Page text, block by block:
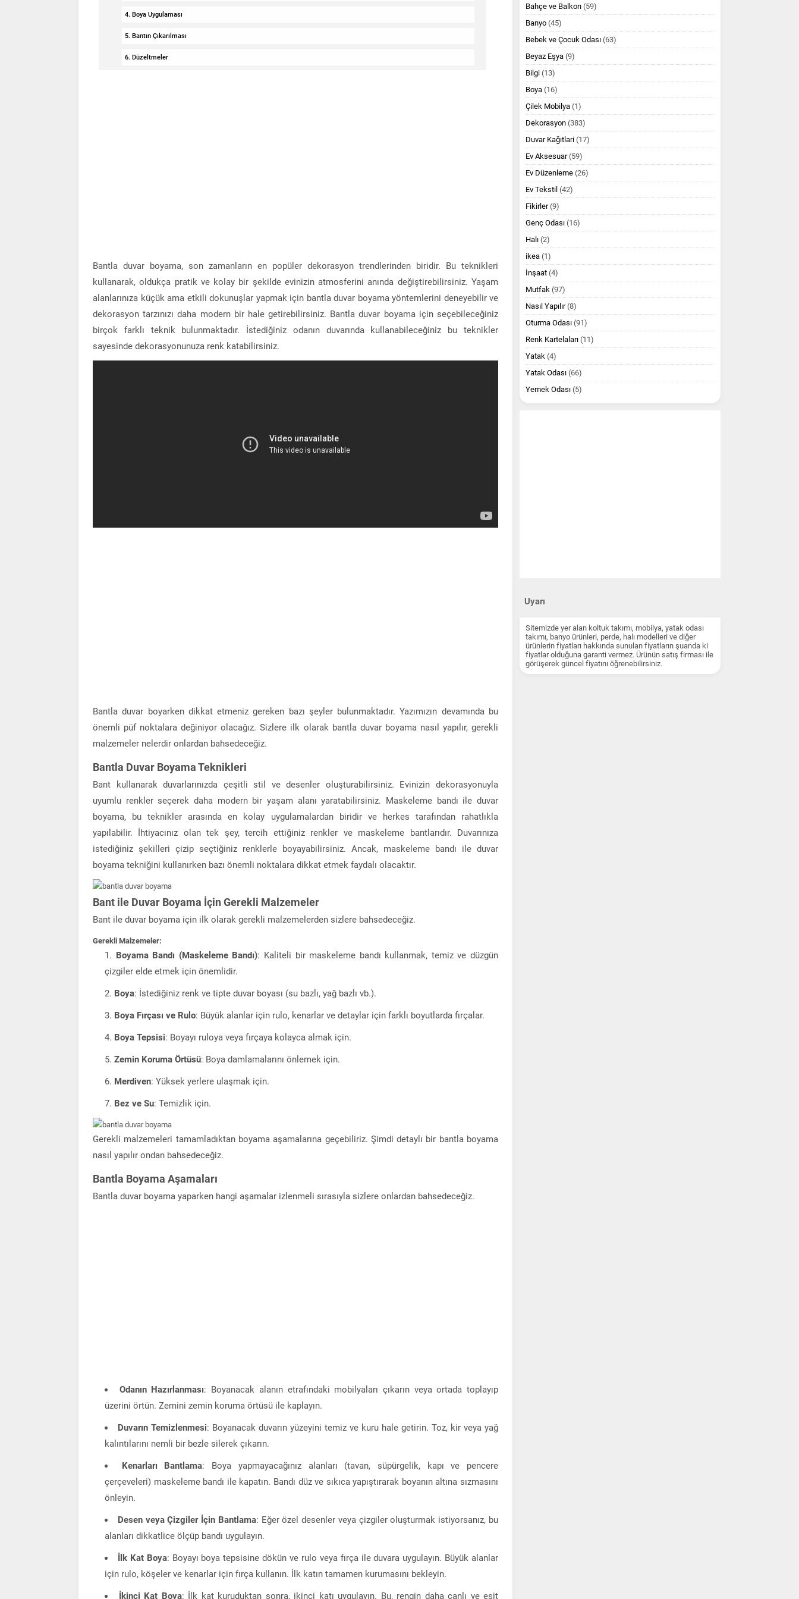
4. Boya Uygulaması
5. Bantın Çıkarılması
6. Düzeltmeler
Bantla duvar boyama, son zamanların en popüler dekorasyon trendlerinden biridir. Bu teknikleri
kullanarak, oldukça pratik ve kolay bir şekilde evinizin atmosferini anında değiştirebilirsiniz. Yaşam
alanlarınıza küçük ama etkili dokunuşlar yapmak için bantla duvar boyama yöntemlerini deneyebilir ve
dekorasyon tarzınızı daha modern bir hale getirebilirsiniz. Bantla duvar boyama için seçebileceğiniz
birçok farklı teknik bulunmaktadır. İstediğiniz odanın duvarında kullanabileceğiniz bu teknikler
sayesinde dekorasyonunuza renk katabilirsiniz.
Bantla duvar boyarken dikkat etmeniz gereken bazı şeyler bulunmaktadır. Yazımızın devamında bu
önemli püf noktalara değiniyor olacağız. Sizlere ilk olarak bantla duvar boyama nasıl yapılır, gerekli
malzemeler nelerdir onlardan bahsedeceğiz.
Bantla Duvar Boyama Teknikleri
Bant kullanarak duvarlarınızda çeşitli stil ve desenler oluşturabilirsiniz. Evinizin dekorasyonuyla
uyumlu renkler seçerek daha modern bir yaşam alanı yaratabilirsiniz. Maskeleme bandı ile duvar
boyama, bu teknikler arasında en kolay uygulamalardan biridir ve herkes tarafından rahatlıkla
yapılabilir. İhtiyacınız olan tek şey, tercih ettiğiniz renkler ve maskeleme bantlarıdır. Duvarınıza
istediğiniz şekilleri çizip seçtiğiniz renklerle boyayabilirsiniz. Ancak, maskeleme bandı ile duvar
boyama tekniğini kullanırken bazı önemli noktalara dikkat etmek faydalı olacaktır.
Bant ile Duvar Boyama İçin Gerekli Malzemeler
Bant ile duvar boyama için ilk olarak gerekli malzemelerden sizlere bahsedeceğiz.
Gerekli Malzemeler:
Boyama Bandı (Maskeleme Bandı): Kaliteli bir maskeleme bandı kullanmak, temiz ve düzgün
çizgiler elde etmek için önemlidir.
Boya: İstediğiniz renk ve tipte duvar boyası (su bazlı, yağ bazlı vb.).
Boya Fırçası ve Rulo: Büyük alanlar için rulo, kenarlar ve detaylar için farklı boyutlarda fırçalar.
Boya Tepsisi: Boyayı ruloya veya fırçaya kolayca almak için.
Zemin Koruma Örtüsü: Boya damlamalarını önlemek için.
Merdiven: Yüksek yerlere ulaşmak için.
Bez ve Su: Temizlik için.
Gerekli malzemeleri tamamladıktan boyama aşamalarına geçebiliriz. Şimdi detaylı bir bantla boyama
nasıl yapılır ondan bahsedeceğiz.
Bantla Boyama Aşamaları
Bantla duvar boyama yaparken hangi aşamalar izlenmeli sırasıyla sizlere onlardan bahsedeceğiz.
Odanın Hazırlanması: Boyanacak alanın etrafındaki mobilyaları çıkarın veya ortada toplayıp
üzerini örtün. Zemini zemin koruma örtüsü ile kaplayın.
Duvarın Temizlenmesi: Boyanacak duvarın yüzeyini temiz ve kuru hale getirin. Toz, kir veya yağ
kalıntılarını nemli bir bezle silerek çıkarın.
Kenarları Bantlama: Boya yapmayacağınız alanları (tavan, süpürgelik, kapı ve pencere
çerçeveleri) maskeleme bandı ile kapatın. Bandı düz ve sıkıca yapıştırarak boyanın altına sızmasını
önleyin.
Desen veya Çizgiler İçin Bantlama: Eğer özel desenler veya çizgiler oluşturmak istiyorsanız, bu
alanları dikkatlice ölçüp bandı uygulayın.
İlk Kat Boya: Boyayı boya tepsisine dökün ve rulo veya fırça ile duvara uygulayın. Büyük alanlar
için rulo, köşeler ve kenarlar için fırça kullanın. İlk katın tamamen kurumasını bekleyin.
İkinci Kat Boya: İlk kat kuruduktan sonra, ikinci katı uygulayın. Bu, rengin daha canlı ve eşit
Bahçe ve Balkon (59)
Banyo (45)
Bebek ve Çocuk Odası (63)
Beyaz Eşya (9)
Bilgi (13)
Boya (16)
Çilek Mobilya (1)
Dekorasyon (383)
Duvar Kağıtlari (17)
Ev Aksesuar(59)
Ev Düzenleme (26)
Ev Tekstil (42)
Fikirler(9)
Genç Odası (16)
Halı (2)
ikea (1)
İnşaat (4)
Mutfak (97)
Nasıl Yapılır(8)
Oturma Odası (91)
Renk Kartelaları (11)
Yatak (4)
Yatak Odası (66)
Yemek Odası (5)
Uyarı
Sitemizde yer alan koltuk takımı, mobilya, yatak odası
takımı, banyo ürünleri, perde, halı modelleri ve diğer
ürünlerin fiyatları hakkında sunulan fiyatların şuanda ki
fiyatlar olduğuna garanti vermez. Ürünün satış firması ile
görüşerek güncel fiyatını öğrenebilirsiniz.